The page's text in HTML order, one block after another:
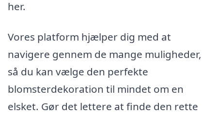
her.
Vores platform hjælper dig med at
navigere gennem de mange muligheder,
så du kan vælge den perfekte
blomsterdekoration til mindet om en
elsket. Gør det lettere at finde den rette